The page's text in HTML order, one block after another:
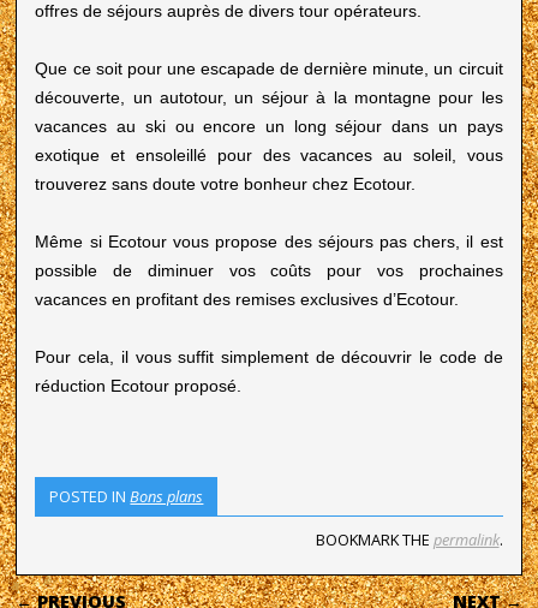
offres de séjours auprès de divers tour opérateurs.
Que ce soit pour une escapade de dernière minute, un circuit
découverte, un autotour, un séjour à la montagne pour les
vacances au ski ou encore un long séjour dans un pays
exotique et ensoleillé pour des vacances au soleil, vous
trouverez sans doute votre bonheur chez Ecotour.
Même si Ecotour vous propose des séjours pas chers, il est
possible de diminuer vos coûts pour vos prochaines
vacances en profitant des remises exclusives d’Ecotour.
Pour cela, il vous suffit simplement de découvrir le code de
réduction Ecotour proposé.
POSTED INBons plans
BOOKMARK THE permalink.
POST NAVIGATION
← PREVIOUS NEXT →